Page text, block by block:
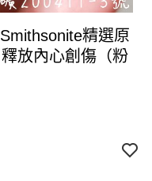
精選原
放內心創傷（粉